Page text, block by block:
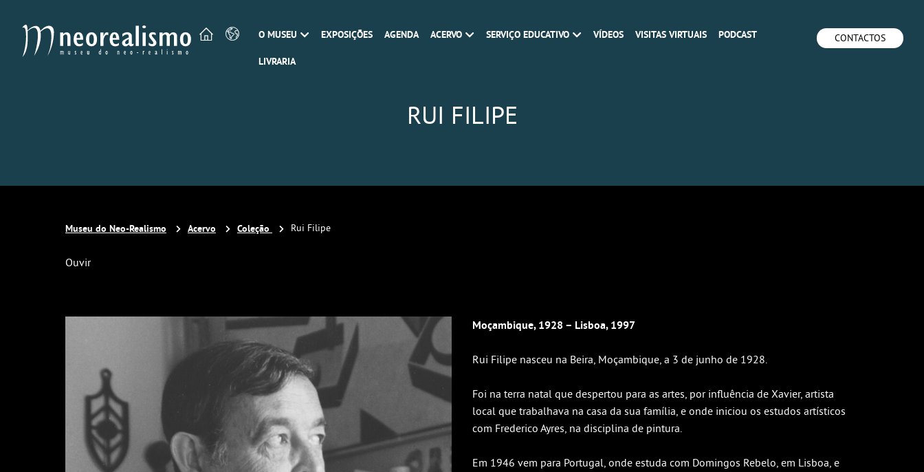
O MUSEU EXPOSIÇÕES AGENDA ACERVO SERVIÇO EDUCATIVO VÍDEOS VISITAS VIRTUAIS PODCAST
LIVRARIA
CONTACTOS
RUI FILIPE
Museu do Neo-Realismo Acervo Coleção Rui Filipe
Ouvir
Moçambique, 1928 – Lisboa, 1997
Rui Filipe nasceu na Beira, Moçambique, a 3 de junho de 1928.
Foi na terra natal que despertou para as artes, por influência de Xavier, artista
local que trabalhava na casa da sua família, e onde iniciou os estudos artísticos
com Frederico Ayres, na disciplina de pintura.
Em 1946 vem para Portugal, onde estuda com Domingos Rebelo, em Lisboa, e